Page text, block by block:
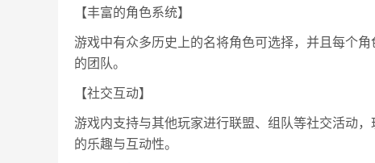
【丰富的角色系统】
游戏中有众多历史上的名将角色可选择，并且每个
的团队。
【社交互动】
游戏内支持与其他玩家进行联盟、组队等社交活动
的乐趣与互动性。